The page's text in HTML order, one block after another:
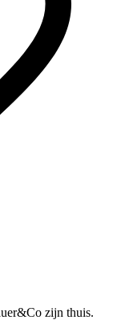
zijn thuis.